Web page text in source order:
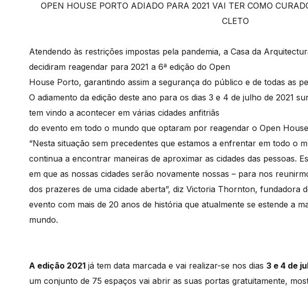
OPEN HOUSE PORTO ADIADO PARA 2021 VAI TER COMO
CLETO
Atendendo às restrições impostas pela pandemia, a Casa da
decidiram reagendar para 2021 a 6ª edição do Open
House Porto, garantindo assim a segurança do público e de todas as
O adiamento da edição deste ano para os dias 3 e 4 de julho de 2021
tem vindo a acontecer em várias cidades anfitriãs
do evento em todo o mundo que optaram por reagendar o Open
“Nesta situação sem precedentes que estamos a enfrentar em todo o
continua a encontrar maneiras de aproximar as cidades das pessoas.
em que as nossas cidades serão novamente nossas – para nos
dos prazeres de uma cidade aberta”, diz Victoria Thornton, fundadora
evento com mais de 20 anos de história que atualmente se estende a
mundo.
A edição 2021 já tem data marcada e vai realizar-se nos dias 3 e 4 de
um conjunto de 75 espaços vai abrir as suas portas gratuitamente,